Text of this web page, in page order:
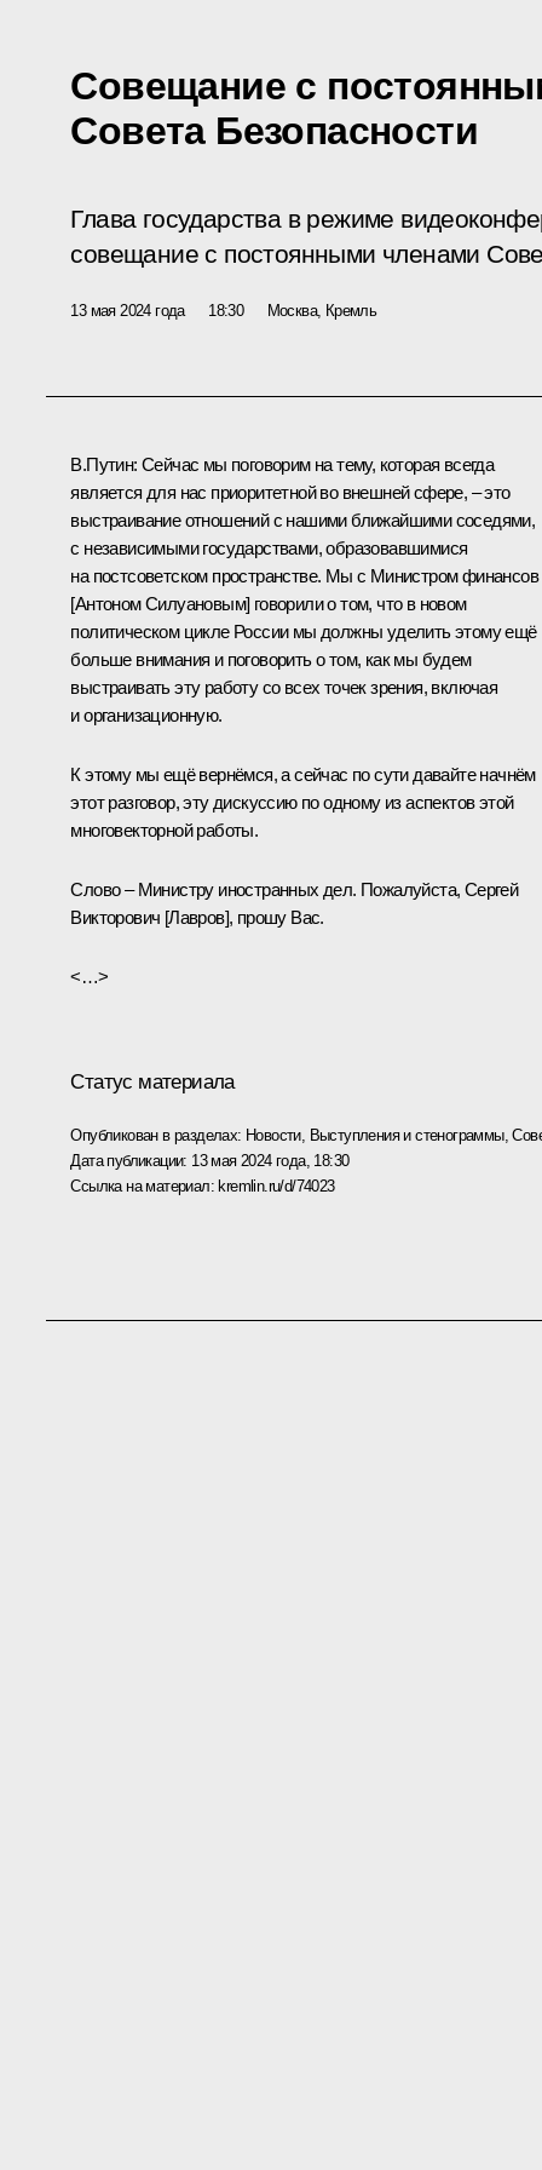
Совещание с
Совета Безопасности
Глава государства в режиме
совещание с постоянными членами
13 мая 2024 года 18:30 Москва, Кремль
В.Путин: Сейчас мы поговорим на тему, которая всегда
является для нас приоритетной во внешней сфере, – это
выстраивание отношений с нашими ближайшими соседями,
с независимыми государствами, образовавшимися
на постсоветском пространстве. Мы с Министром финансов
[Антоном Силуановым] говорили о том, что в новом
политическом цикле России мы должны уделить этому ещё
больше внимания и поговорить о том, как мы будем
выстраивать эту работу со всех точек зрения, включая
и организационную.
К этому мы ещё вернёмся, а сейчас по сути давайте начнём
этот разговор, эту дискуссию по одному из аспектов этой
многовекторной работы.
Слово – Министру иностранных дел. Пожалуйста, Сергей
Викторович [Лавров], прошу Вас.
<…>
Статус материала
Опубликован в разделах: Новости, Выступления и стенограммы,
Дата публикации: 13 мая 2024 года, 18:30
Ссылка на материал: kremlin.ru/d/74023